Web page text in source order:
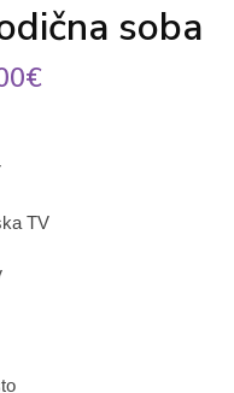
soba
TV